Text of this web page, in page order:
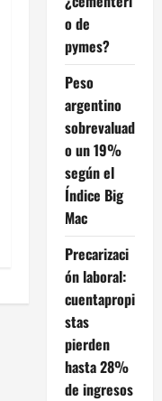
o de
pymes?
Peso
argentino
sobrevaluad
o un 19%
según el
Índice Big
Mac
Precarizaci
ón laboral:
cuentapropi
stas
pierden
hasta 28%
de ingresos